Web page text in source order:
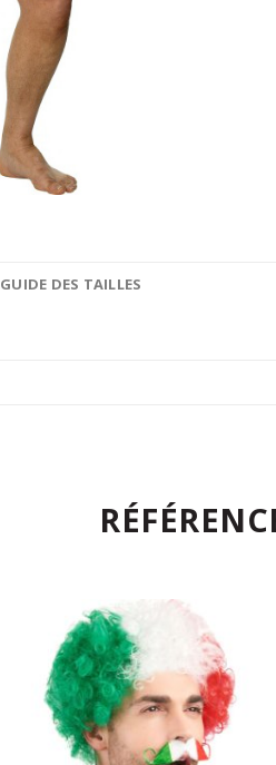
GUIDE DES TAILLES